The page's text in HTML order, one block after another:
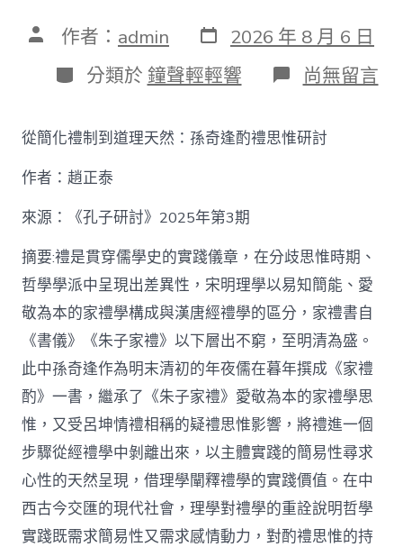
文 作者： admin 發
表
日
期
2026 年 8 月 6 日
分
類
分類於 鐘聲輕輕響 在
〈【趙
泰
找
空
間】
從
簡
化
禮
制
到
道
理
天
然：
孫
奇
逢
酌
尚無留言
從簡化禮制到道理天然：孫奇逢酌禮思惟研討
作者：趙正泰
來源：《孔子研討》2025年第3期
摘要:禮是貫穿儒學史的實踐儀章，在分歧思惟時期、
哲學學派中呈現出差異性，宋明理學以易知簡能、愛
敬為本的家禮學構成與漢唐經禮學的區分，家禮書自
《書儀》《朱子家禮》以下層出不窮，至明清為盛。
此中孫奇逢作為明末清初的年夜儒在暮年撰成《家禮
酌》一書，繼承了《朱子家禮》愛敬為本的家禮學思
惟，又受呂坤情禮相稱的疑禮思惟影響，將禮進一個
步驟從經禮學中剝離出來，以主體實踐的簡易性尋求
心性的天然呈現，借理學闡釋禮學的實踐價值。在中
西古今交匯的現代社會，理學對禮學的重詮說明哲學
實踐既需求簡易性又需求感情動力，對酌禮思惟的持